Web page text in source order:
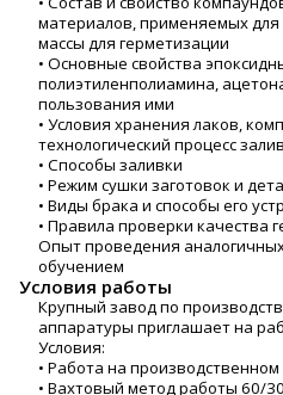
материалов, применяемых для
массы для герметизации
• Основные свойства
полиэтиленполиамина,
пользования ими
• Условия хранения лаков,
технологический процесс
• Способы заливки
• Режим сушки заготовок и
• Виды брака и способы его
• Правила проверки качества
Опыт проведения
обучением
Условия работы
Крупный завод по
аппаратуры приглашает на
Условия:
• Работа на
• Вахтовый метод работы 60/